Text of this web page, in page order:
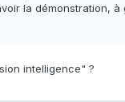
la démonstration, à
intelligence" ?